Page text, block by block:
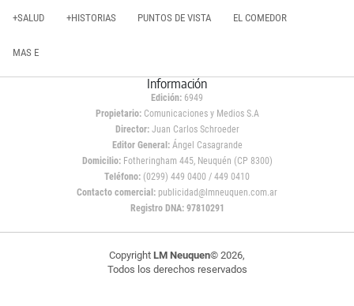
+SALUD +HISTORIAS PUNTOS DE VISTA EL COMEDOR
MAS E
Información
Edición: 6949
Propietario:Comunicaciones y Medios S.A
Director: Juan Carlos Schroeder
Editor General:Ángel Casagrande
Domicilio:Fotheringham 445, Neuquén (CP 8300)
Teléfono: (0299) 449 0400 / 449 0410
Contacto comercial: publicidad@lmneuquen.com.ar
Registro DNA: 97810291
Copyright LM Neuquen© 2026,
Todos los derechos reservados